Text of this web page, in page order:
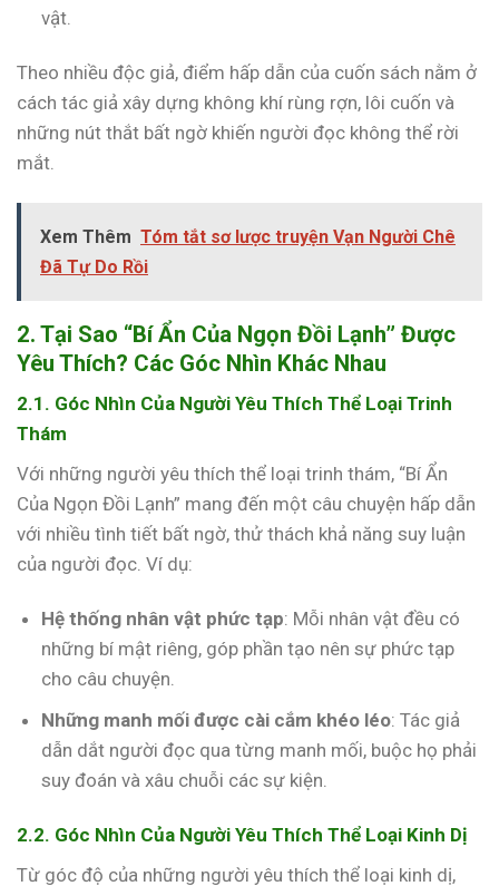
vật.
Theo nhiều độc giả, điểm hấp dẫn của cuốn sách nằm ở
cách tác giả xây dựng không khí rùng rợn, lôi cuốn và
những nút thắt bất ngờ khiến người đọc không thể rời
mắt.
Xem Thêm Tóm tắt sơ lược truyện Vạn Người Chê
Đã Tự Do Rồi
2. Tại Sao “Bí Ẩn Của Ngọn Đồi Lạnh” Được
Yêu Thích? Các Góc Nhìn Khác Nhau
2.1. Góc Nhìn Của Người Yêu Thích Thể Loại Trinh
Thám
Với những người yêu thích thể loại trinh thám, “Bí Ẩn
Của Ngọn Đồi Lạnh” mang đến một câu chuyện hấp dẫn
với nhiều tình tiết bất ngờ, thử thách khả năng suy luận
của người đọc. Ví dụ:
Hệ thống nhân vật phức tạp: Mỗi nhân vật đều có
những bí mật riêng, góp phần tạo nên sự phức tạp
cho câu chuyện.
Những manh mối được cài cắm khéo léo: Tác giả
dẫn dắt người đọc qua từng manh mối, buộc họ phải
suy đoán và xâu chuỗi các sự kiện.
2.2. Góc Nhìn Của Người Yêu Thích Thể Loại Kinh Dị
Từ góc độ của những người yêu thích thể loại kinh dị,